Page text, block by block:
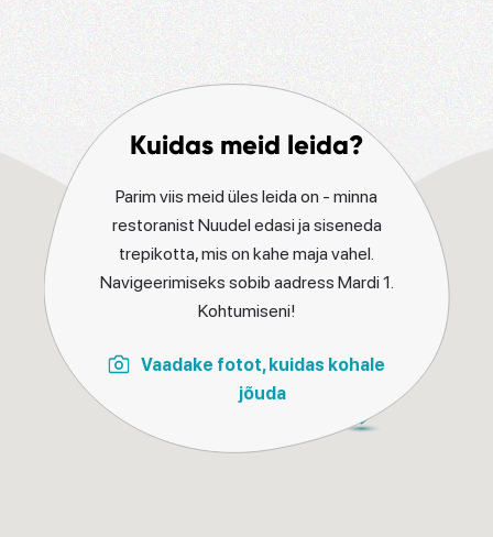
Kuidas meid leida?
Parim viis meid üles leida on - minna
restoranist Nuudel edasi ja siseneda
trepikotta, mis on kahe maja vahel.
Navigeerimiseks sobib aadress Mardi 1.
Kohtumiseni!
Vaadake fotot, kuidas kohale
jõuda